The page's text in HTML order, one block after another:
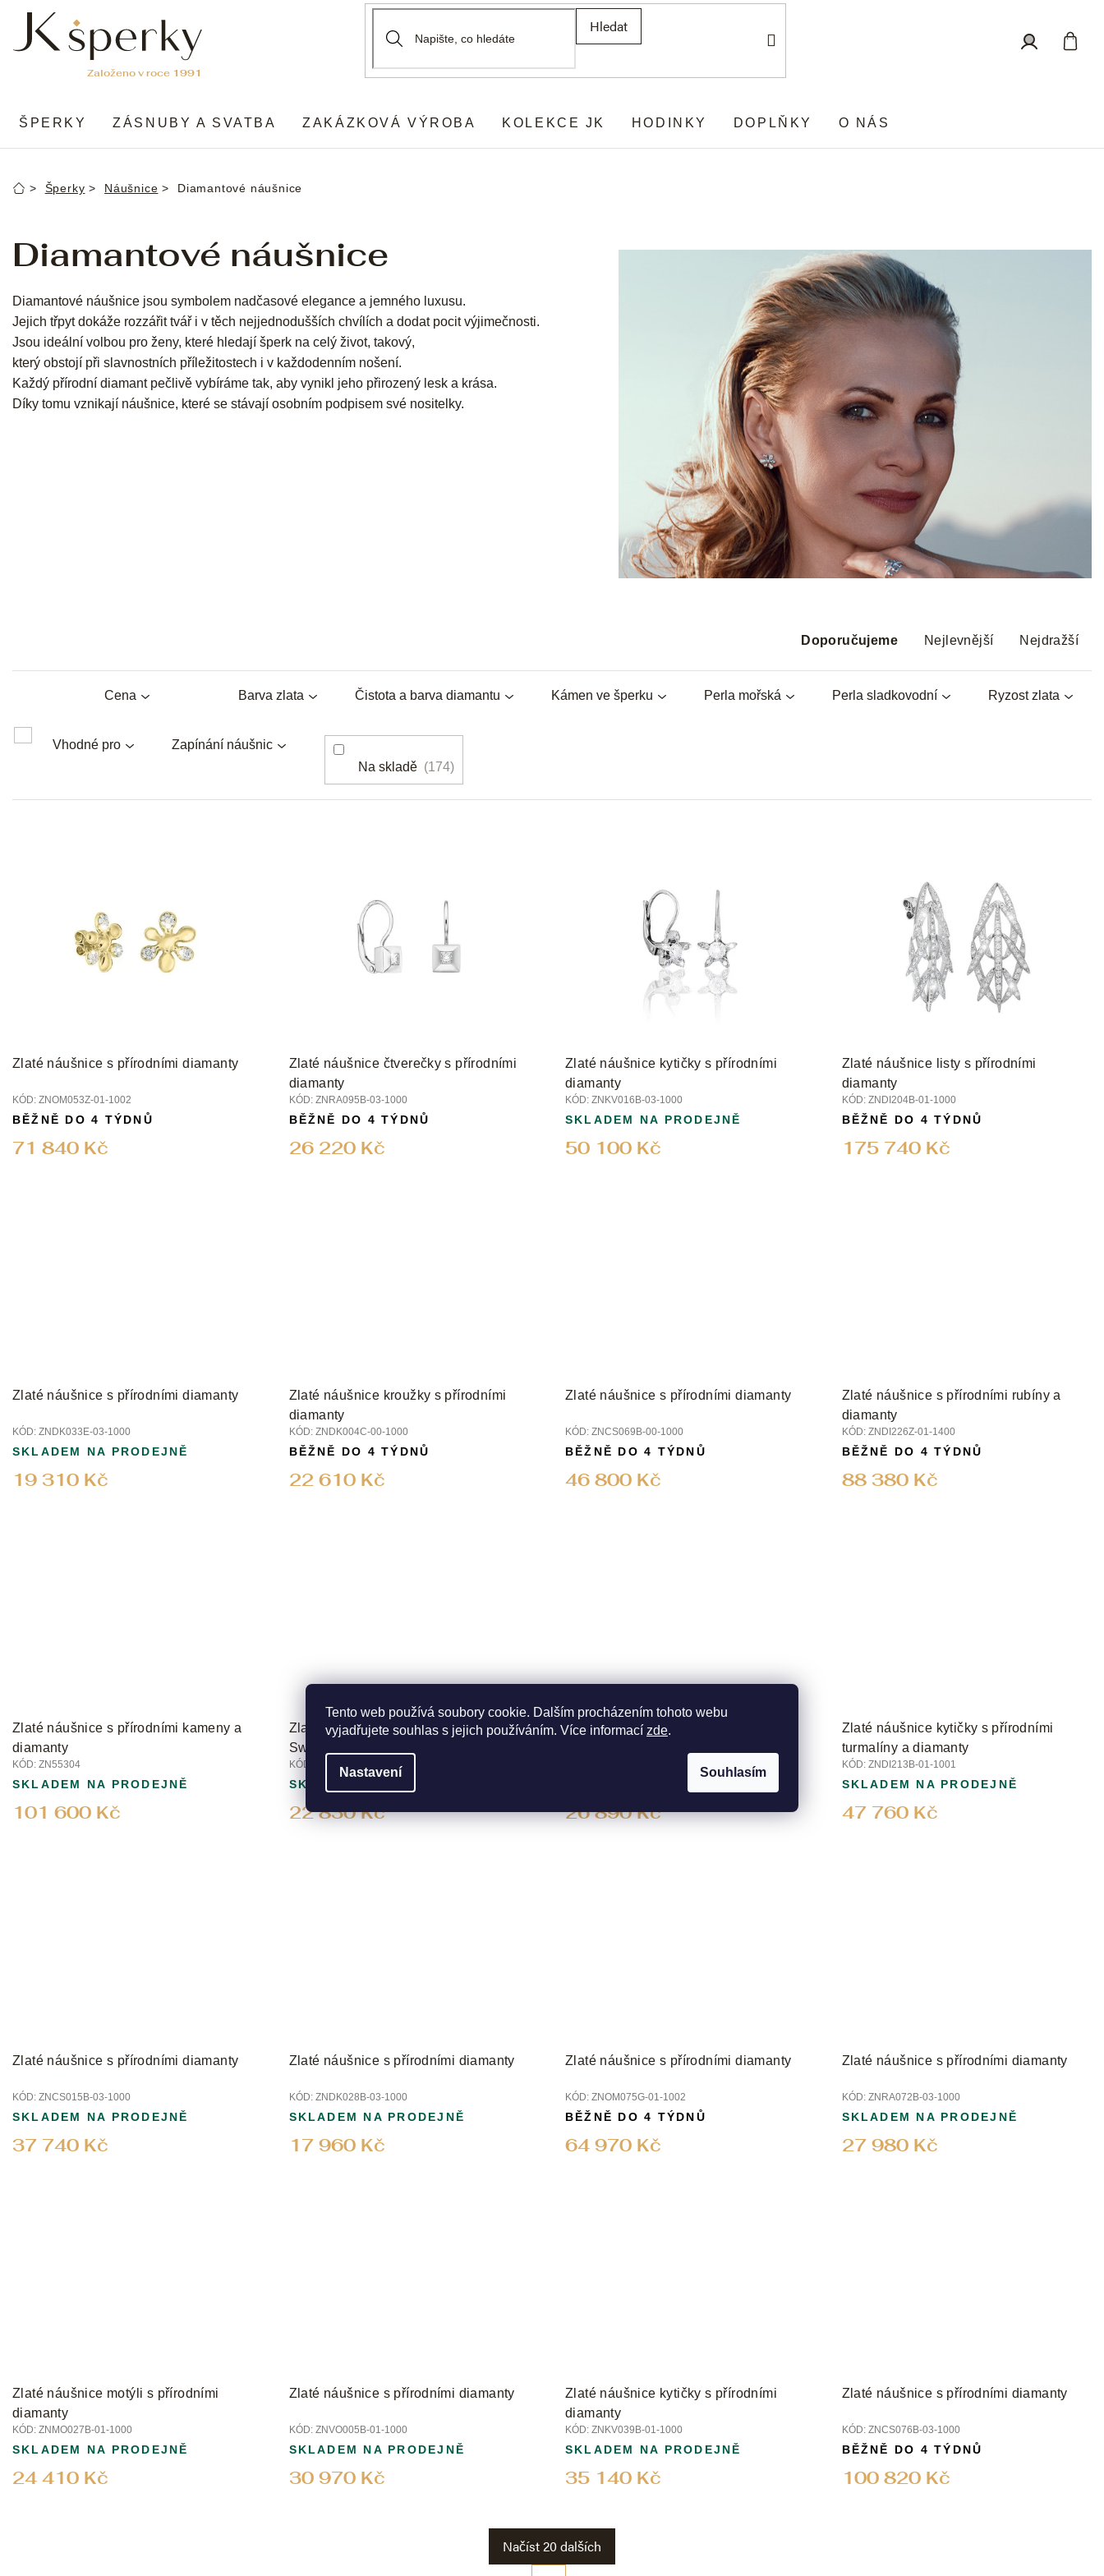
Tento web používá soubory cookie. Dalším procházením tohoto webu
vyjadřujete souhlas s jejich používáním. Více informací zde.
Nastavení Souhlasím
obsah
Hledat
ŠPERKY ZÁSNUBY A SVATBA ZAKÁZKOVÁ VÝROBA KOLEKCE JK HODINKY DOPLŇKY O NÁS
DomůŠperky Náušnice Diamantové náušnice
Diamantové náušnice
Diamantové náušnice jsou symbolem nadčasové elegance a jemného luxusu.
Jejich třpyt dokáže rozzářit tvář i v těch nejjednodušších chvílích a dodat pocit výjimečnosti.
Jsou ideální volbou pro ženy, které hledají šperk na celý život, takový,
který obstojí při slavnostních příležitostech i v každodenním nošení.
Každý přírodní diamant pečlivě vybíráme tak, aby vynikl jeho přirozený lesk a krása.
Díky tomu vznikají náušnice, které se stávají osobním podpisem své nositelky.
z
n
d
Doporučujeme Nejlevnější Nejdražší
Barva zlata Čistota a barva diamantu Kámen ve šperku Perla mořská Perla sladkovodní Ryzost zlata
Vhodné pro Zapínání náušnic
Cena
Na skladě 174
t
Zlaté náušnice s přírodními diamanty
KÓD: ZNOM053Z-01-1002
71 840 Kč
BĚŽNĚ DO 4 TÝDNŮ
Zlaté náušnice čtverečky s přírodními
diamanty
KÓD: ZNRA095B-03-1000
26 220 Kč
BĚŽNĚ DO 4 TÝDNŮ
Zlaté náušnice kytičky s přírodními
diamanty
KÓD: ZNKV016B-03-1000
50 100 Kč
SKLADEM NA PRODEJNĚ
Zlaté náušnice listy s přírodními
diamanty
KÓD: ZNDI204B-01-1000
175 740 Kč
BĚŽNĚ DO 4 TÝDNŮ
Zlaté náušnice s přírodními diamanty
KÓD: ZNDK033E-03-1000
19 310 Kč
SKLADEM NA PRODEJNĚ
Zlaté náušnice kroužky s přírodními
diamanty
KÓD: ZNDK004C-00-1000
22 610 Kč
BĚŽNĚ DO 4 TÝDNŮ
Zlaté náušnice s přírodními diamanty
KÓD: ZNCS069B-00-1000
46 800 Kč
BĚŽNĚ DO 4 TÝDNŮ
Zlaté náušnice s přírodními rubíny a
diamanty
KÓD: ZNDI226Z-01-1400
88 380 Kč
BĚŽNĚ DO 4 TÝDNŮ
Zlaté náušnice s přírodními kameny a
diamanty
KÓD: ZN55304
101 600 Kč
SKLADEM NA PRODEJNĚ
Zlaté náušnice s přírodními topazy
Swiss a diamanty
KÓD: ZNVE042B-01-1200
22 830 Kč
SKLADEM NA PRODEJNĚ
Zlaté náušnice s přírodními diamanty
26 890 Kč
Zlaté náušnice kytičky s přírodními
turmalíny a diamanty
KÓD: ZNDI213B-01-1001
47 760 Kč
SKLADEM NA PRODEJNĚ
Zlaté náušnice s přírodními diamanty
KÓD: ZNCS015B-03-1000
37 740 Kč
SKLADEM NA PRODEJNĚ
Zlaté náušnice s přírodními diamanty
KÓD: ZNDK028B-03-1000
17 960 Kč
SKLADEM NA PRODEJNĚ
Zlaté náušnice s přírodními diamanty
KÓD: ZNOM075G-01-1002
64 970 Kč
BĚŽNĚ DO 4 TÝDNŮ
Zlaté náušnice s přírodními diamanty
KÓD: ZNRA072B-03-1000
27 980 Kč
SKLADEM NA PRODEJNĚ
Zlaté náušnice motýli s přírodními
diamanty
KÓD: ZNMO027B-01-1000
24 410 Kč
SKLADEM NA PRODEJNĚ
Zlaté náušnice s přírodními diamanty
KÓD: ZNVO005B-01-1000
30 970 Kč
SKLADEM NA PRODEJNĚ
Zlaté náušnice kytičky s přírodními
diamanty
KÓD: ZNKV039B-01-1000
35 140 Kč
SKLADEM NA PRODEJNĚ
Zlaté náušnice s přírodními diamanty
KÓD: ZNCS076B-03-1000
100 820 Kč
BĚŽNĚ DO 4 TÝDNŮ
Načíst 20 dalších
S